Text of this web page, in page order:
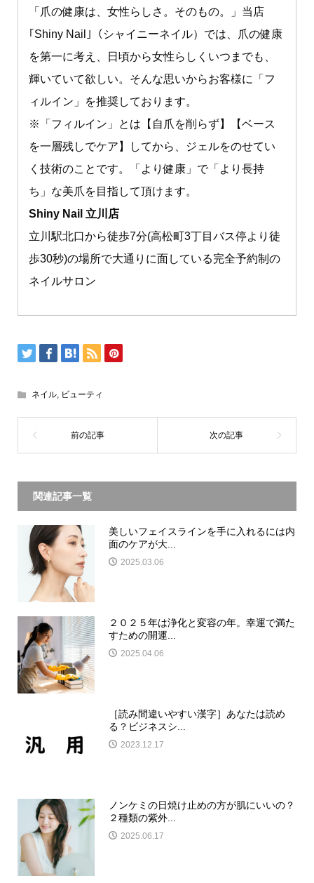
「爪の健康は、女性らしさ。そのもの。」当店
｢Shiny Nail｣（シャイニーネイル）では、爪の健康
を第一に考え、日頃から女性らしくいつまでも、
輝いていて欲しい。そんな思いからお客様に「フ
ィルイン」を推奨しております。
※「フィルイン」とは【自爪を削らず】【ベース
を一層残しでケア】してから、ジェルをのせてい
く技術のことです。「より健康」で「より長持
ち」な美爪を目指して頂けます。
Shiny Nail 立川店
立川駅北口から徒歩7分(高松町3丁目バス停より徒
歩30秒)の場所で大通りに面している完全予約制の
ネイルサロン
ネイル, ビューティ
関連記事一覧
美しいフェイスラインを手に入れるには内
面のケアが大...
2025.03.06
２０２５年は浄化と変容の年。幸運で満た
すための開運...
2025.04.06
［読み間違いやすい漢字］あなたは読め
る？ビジネスシ...
2023.12.17
ノンケミの日焼け止めの方が肌にいいの？
２種類の紫外...
2025.06.17